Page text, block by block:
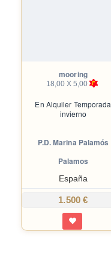
mooring
18,00 X 5,00
En Alquiler Temporada
invierno
P.D. Marina Palamós
Palamos
España
1.500 €